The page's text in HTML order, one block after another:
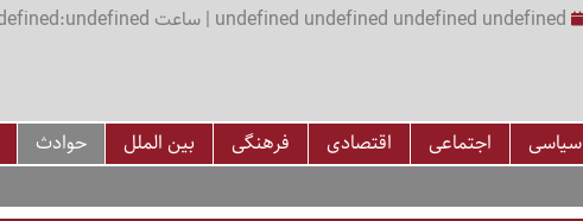
undefined undefined undefined undefined | ساعت undefined:undefined
سیاسی اجتماعی اقتصادی فرهنگی بین الملل حوادث